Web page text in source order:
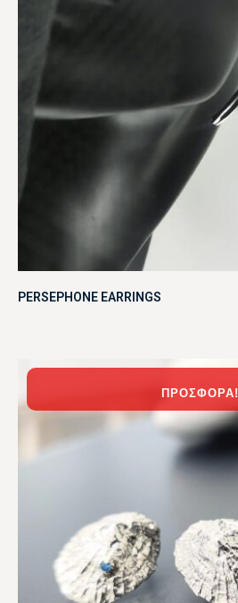
PERSEPHONE EARRINGS
ΠΡΟΣΦΟΡΆ!